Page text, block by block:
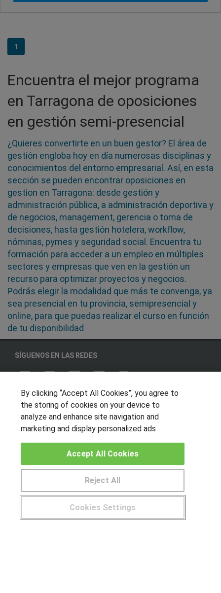
1
Encuentra el mejor programa
en Tarragona de oposiciones
en gestión semi-presencial
¿Quieres convertirte en un buen gestor? El área de
gestión engloba hoy en día numerosas disciplinas y
conocimientos del entorno empresarial. Así, en esta
sección se pueden encontrar oposiciones en
gestion en Tarragona: desde gestión y
administración pública, a administración deportiva y
de negocios, management, gerencia o toma de
decisiones, hasta gestión hotelera, workflow,
nóminas, pymes y seguridad social. Encuentra tu
formación para acceder a un empleo en múltiples
sectores y empresas que ven en la gestión un
recurso para optimizar proyectos y negocios.
Podrás elegir la modalidad que más te convenga, ya
sea presencial en tu provincia, semipresencial y
online, para que puedas realizar el curso en función
de tu disponibilidad
SÍGUENOS EN LAS REDES
OTROS GRUPOS DE INTERES
Muro de los idiomas
Hablemos de empleo
Locos por las becas
Publicar cursos
USUARIOS
¿Tienes alguna duda? 900 264 357
By clicking “Accept All Cookies”, you agree to
the storing of cookies on your device to
analyze and enhance site navigation and
marketing and display personalized ads
Cookies Settings
Reject All
Accept All Cookies